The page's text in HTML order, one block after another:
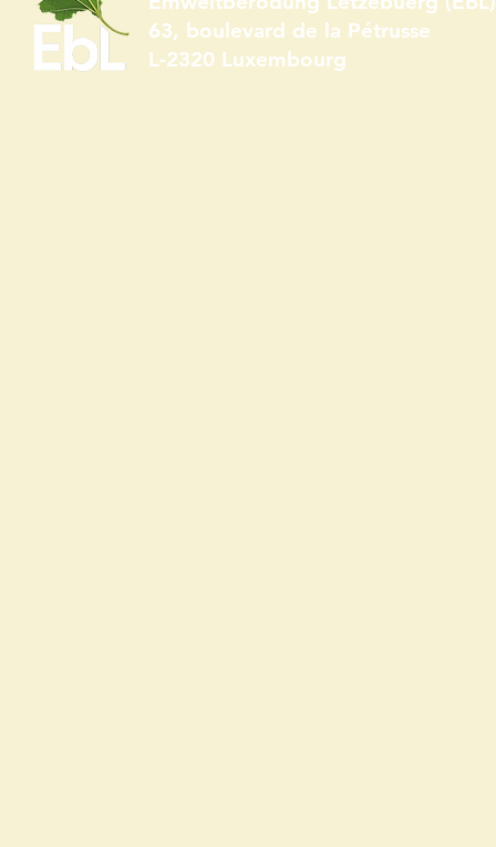
63, boulevard de la Pétrusse
L-2320 Luxembourg